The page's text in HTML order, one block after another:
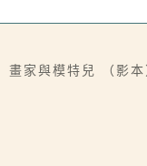
畫家與模特兒 （影